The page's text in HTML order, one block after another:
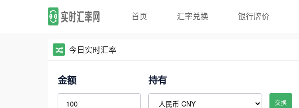
首页 汇率兑换 银行牌价
今日实时汇率
金额 持有
交换